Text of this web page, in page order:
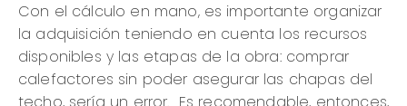
Con el cálculo en mano, es importante organizar
la adquisición teniendo en cuenta los recursos
disponibles y las etapas de la obra: comprar
calefactores sin poder asegurar las chapas del